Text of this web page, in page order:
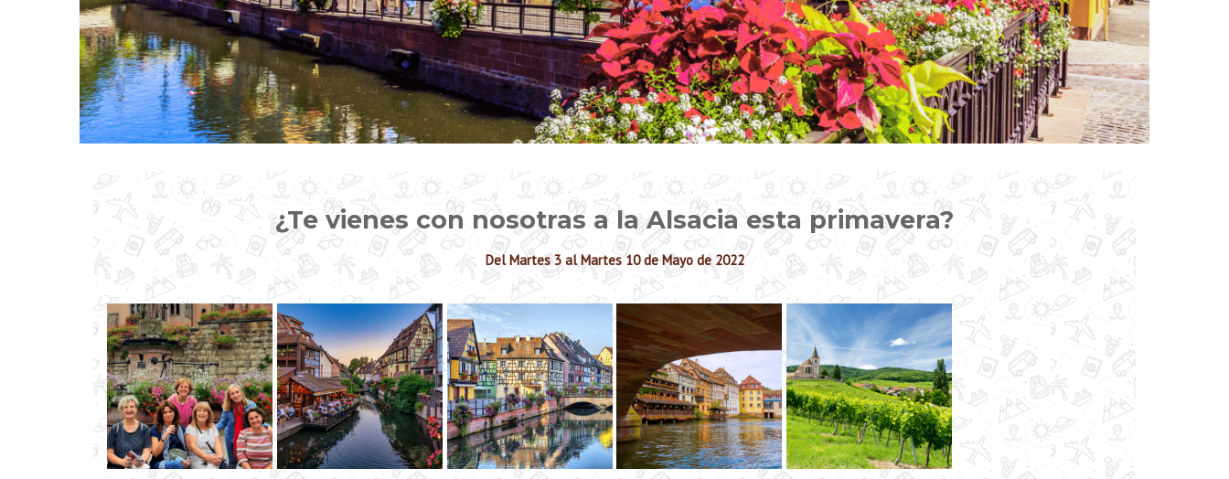
¿Te vienes con nosotras a la Alsacia esta primavera?
Del Martes 3 al Martes 10 de Mayo de 2022